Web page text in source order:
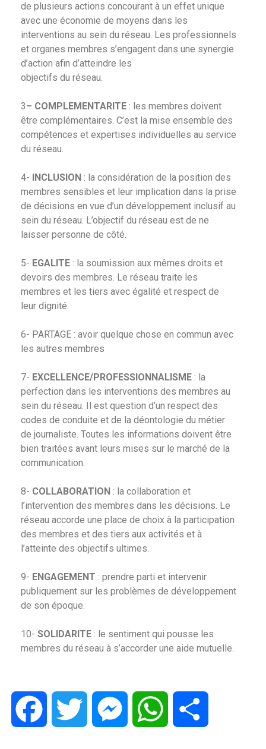
de plusieurs actions concourant à un effet unique
avec une économie de moyens dans les
interventions au sein du réseau. Les professionnels
et organes membres s’engagent dans une synergie
d’action afin d’atteindre les
objectifs du réseau.
3– COMPLEMENTARITE : les membres doivent
être complémentaires. C’est la mise ensemble des
compétences et expertises individuelles au service
du réseau.
4- INCLUSION : la considération de la position des
membres sensibles et leur implication dans la prise
de décisions en vue d’un développement inclusif au
sein du réseau. L’objectif du réseau est de ne
laisser personne de côté.
5- EGALITE : la soumission aux mêmes droits et
devoirs des membres. Le réseau traite les
membres et les tiers avec égalité et respect de
leur dignité.
6- PARTAGE : avoir quelque chose en commun avec
les autres membres
7- EXCELLENCE/PROFESSIONNALISME : la
perfection dans les interventions des membres au
sein du réseau. Il est question d’un respect des
codes de conduite et de la déontologie du métier
de journaliste. Toutes les informations doivent être
bien traitées avant leurs mises sur le marché de la
communication.
8- COLLABORATION : la collaboration et
l’intervention des membres dans les décisions. Le
réseau accorde une place de choix à la participation
des membres et des tiers aux activités et à
l’atteinte des objectifs ultimes.
9- ENGAGEMENT : prendre parti et intervenir
publiquement sur les problèmes de développement
de son époque.
10- SOLIDARITE : le sentiment qui pousse les
membres du réseau à s’accorder une aide mutuelle.
Facebook Twitter Messenger WhatsApp